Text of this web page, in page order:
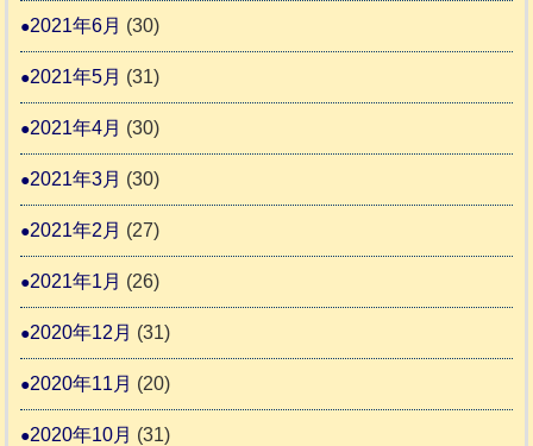
2021年6月 (30)
2021年5月 (31)
2021年4月 (30)
2021年3月 (30)
2021年2月 (27)
2021年1月 (26)
2020年12月 (31)
2020年11月 (20)
2020年10月 (31)